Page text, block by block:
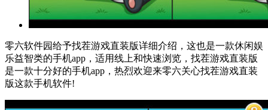
零六软件园给予找茬游戏直装版详细介绍，这也是一款休闲娱
乐益智类的手机app，适用线上和快速浏览，找茬游戏直装版
是一款十分好的手机app，热烈欢迎来零六关心找茬游戏直装
版这款手机软件!